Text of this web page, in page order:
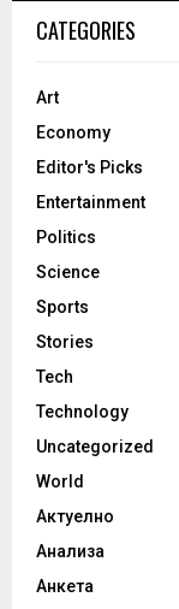
CATEGORIES
Art
Economy
Editor's Picks
Entertainment
Politics
Science
Sports
Stories
Tech
Technology
Uncategorized
World
Актуелно
Анализа
Анкета